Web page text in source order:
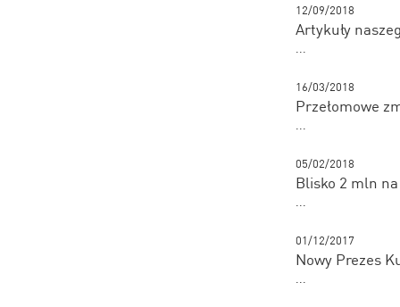
12/09/2018
Artykuły
...
16/03/2018
Przełomowe
...
05/02/2018
Blisko 2 mln
...
01/12/2017
Nowy Prezes
...